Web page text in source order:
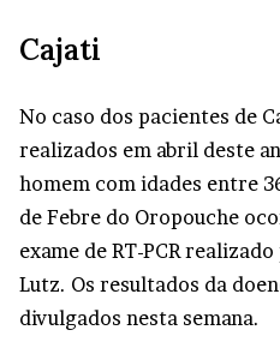
Cajati
No caso dos pacientes de
realizados em abril deste
homem com idades entre
de Febre do Oropouche
exame de RT-PCR
Lutz. Os resultados da
divulgados nesta semana.